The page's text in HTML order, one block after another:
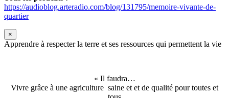
https://audioblog.arteradio.com/blog/131795/memoire-vivante-de-
quartier
×
Apprendre à respecter la terre et ses ressources qui permettent la vie
« Il faudra…
Vivre grâce à une agriculture saine et et de qualité pour toutes et